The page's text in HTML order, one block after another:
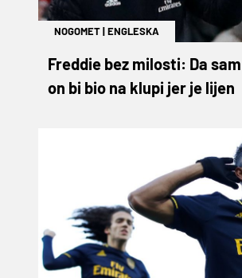
NOGOMET|ENGLESKA
Freddie bez milosti: Da
on bi bio na klupi jer je lijen